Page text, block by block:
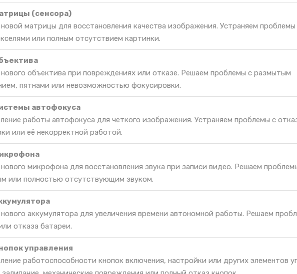
(сенсора)
новой матрицы для восстановления качества изображения. Устраняем
или полным отсутствием картинки.
нового объектива при повреждениях или отказе. Решаем проблемы с размытым
пятнами или невозможностью фокусировки.
автофокуса
работы автофокуса для четкого изображения. Устраняем проблемы с
или её некорректной работой.
нового микрофона для восстановления звука при записи видео. Решаем
или полностью отсутствующим звуком.
нового аккумулятора для увеличения времени автономной работы. Решаем
отказа батареи.
управления
работоспособности кнопок включения, настройки или других элементов